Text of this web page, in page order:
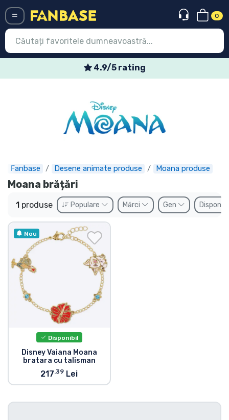
0
4.9/5 rating
Fanbase Desene animate produse Moana produse
Moana brățări
1 produse Populare Mărci Gen
Nou
Disponibil
Disney Vaiana Moana
bratara cu talisman
217.39 Lei
Expres
Precomenzi
Outlet produse
Transport și plată
Sortare după serie
Sortare după filme
Sortare după desene animate
Sortare după Anime
Sortare după jocuri